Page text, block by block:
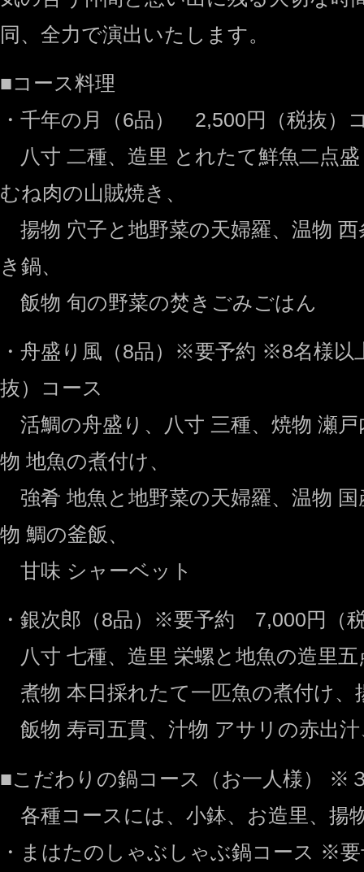
同、全力で演出いたします。
■コース料理
・千年の月（6品） 2,500円（税抜）
八寸 二種、造里 とれたて鮮魚二点
むね肉の山賊焼き、
揚物 穴子と地野菜の天婦羅、温物
き鍋、
飯物 旬の野菜の焚きごみごはん
・舟盛り風（8品）※要予約 ※8名様
抜）コース
活鯛の舟盛り、八寸 三種、焼物 瀬戸
物 地魚の煮付け、
強肴 地魚と地野菜の天婦羅、温物
物 鯛の釜飯、
甘味 シャーベット
・銀次郎（8品）※要予約 7,000円（
八寸 七種、造里 栄螺と地魚の造里
煮物 本日採れたて一匹魚の煮付け、
飯物 寿司五貫、汁物 アサリの赤出
■こだわりの鍋コース（お一人様） ※
各種コースには、小鉢、お造里、揚
・まはたのしゃぶしゃぶ鍋コース ※